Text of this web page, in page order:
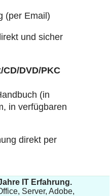
(per Email)
und sicher
DVD/PKC
(in
in verfügbaren
direkt per
IT Erfahrung.
Server, Adobe,